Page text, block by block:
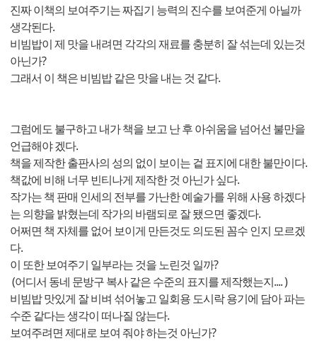
진짜 이책의 보여주기는 짜집기 능력의 진수를 보여준게 아닐까
생각된다.
비빔밥이 제 맛을 내려면 각각의 재료를 충분히 잘 섞는데 있는것
아닌가?
그래서 이 책은 비빔밥 같은 맛을 내는 것 같다.
그럼에도 불구하고 내가 책을 보고 난 후 아쉬움을 넘어선 불만을
언급해야 겠다.
책을 제작한 출판사의 성의 없이 보이는 겉 표지에 대한 불만이다.
책값에 비해 너무 빈티나게 제작한 것 아닌가 싶다.
작가는 책 판매 인세의 전부를 가난한 예술가를 위해 사용 하겠다
는 의향을 밝혔는데 작가의 바램되로 잘 됐으면 좋겠다.
어쩌면 책 자체를 없어 보이게 만든것도 의도된 꼼수 인지 모르겠
다.
이 또한 보여주기 일부라는 것을 노린것 일까?
(어디서 동네 문방구 복사 같은 수준의 표지를 제작했는지.... )
비빔밥 맛있게 잘 비벼 섞어놓고 일회용 도시락 용기에 담아 파는
수준 같다는 생각이 떠나질 않는다.
보여주려면 제대로 보여 줘야 하는것 아닌가?